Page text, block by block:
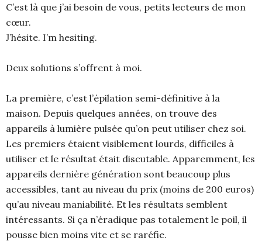
C’est là que j’ai besoin de vous, petits lecteurs de mon
cœur.
J’hésite. I’m hesiting.
Deux solutions s’offrent à moi.
La première, c’est l’épilation semi-définitive à la
maison. Depuis quelques années, on trouve des
appareils à lumière pulsée qu’on peut utiliser chez soi.
Les premiers étaient visiblement lourds, difficiles à
utiliser et le résultat était discutable. Apparemment, les
appareils dernière génération sont beaucoup plus
accessibles, tant au niveau du prix (moins de 200 euros)
qu’au niveau maniabilité. Et les résultats semblent
intéressants. Si ça n’éradique pas totalement le poil, il
pousse bien moins vite et se raréfie.